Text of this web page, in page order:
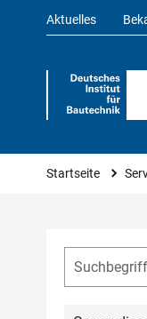
Aktuelles
Sie sind hier
Startseite